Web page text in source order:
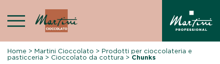
content
Home >Martini Cioccolato >Prodotti per cioccolateria e
pasticceria > Cioccolato da cottura > Chunks